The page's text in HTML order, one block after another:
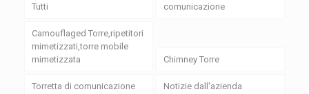
Tutti
comunicazione
Camouflaged Torre,ripetitori
mimetizzati,torre mobile
mimetizzata
Chimney Torre
Torretta di comunicazione Notizie dall'azienda